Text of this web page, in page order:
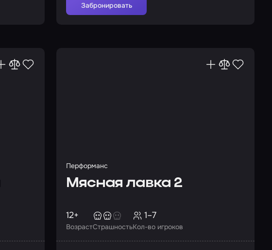
Забронировать
Перформанс
Мясная лавка 2
Возраст
12+
СтрашностьКол-во игроков
1–7